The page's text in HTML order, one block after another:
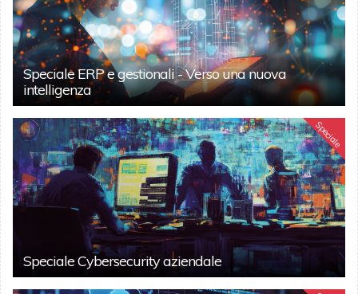
Speciale ERP e gestionali - Verso una nuova
intelligenza
Speciale
Speciale Cybersecurity aziendale